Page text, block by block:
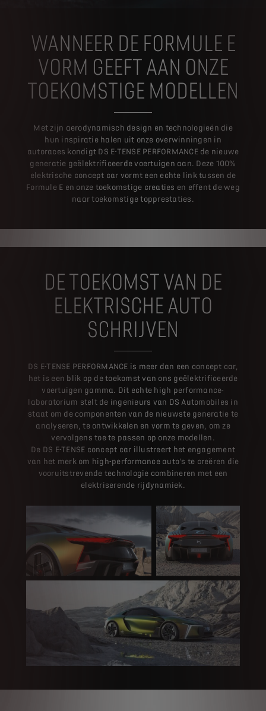
WANNEER DE FORMULE E
VORM GEEFT AAN ONZE
TOEKOMSTIGE MODELLEN
Met zijn aerodynamisch design en technologieën die
hun inspiratie halen uit onze overwinningen in
autoraces kondigt DS E-TENSE PERFORMANCE de nieuwe
generatie geëlektrificeerde voertuigen aan. Deze 100%
elektrische concept car vormt een echte link tussen de
Formule E en onze toekomstige creaties en effent de weg
naar toekomstige topprestaties.
DE TOEKOMST VAN DE
ELEKTRISCHE AUTO
SCHRIJVEN
DS E-TENSE PERFORMANCE is meer dan een concept car,
het is een blik op de toekomst van ons geëlektrificeerde
voertuigen gamma. Dit echte high performance-
laboratorium stelt de ingenieurs van DS Automobiles in
staat om de componenten van de nieuwste generatie te
analyseren, te ontwikkelen en vorm te geven, om ze
vervolgens toe te passen op onze modellen.
De DS E-TENSE concept car illustreert het engagement
van het merk om high-performance auto's te creëren die
vooruitstrevende technologie combineren met een
elektriserende rijdynamiek.